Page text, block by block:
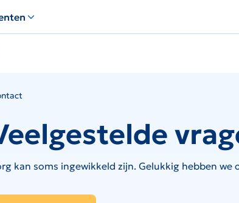
kan soms ingewikkeld zijn. Gelukkig hebben